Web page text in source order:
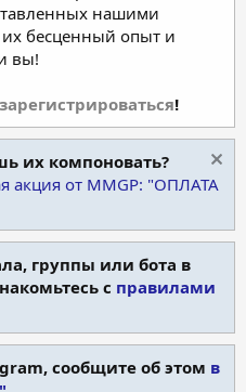
нашими
их бесценный опыт и
вы!
зарегистрироваться!
их компоновать?
акция от MMGP: "ОПЛАТА
группы или бота в
с правилами
сообщите об этом в